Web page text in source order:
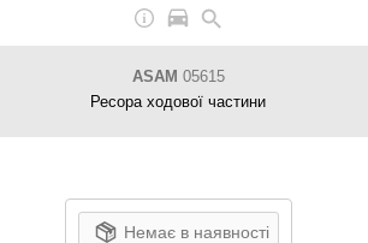
ASAM 05615
Ресора ходової частини
Немає в наявності